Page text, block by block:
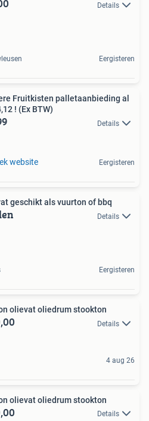
Details
Eergisteren
Fruitkisten palletaanbieding al
! (Ex BTW)
Details
website Eergisteren
geschikt als vuurton of bbq
Details
Eergisteren
olievat oliedrum stookton
Details
4 aug 26
olievat oliedrum stookton
Details